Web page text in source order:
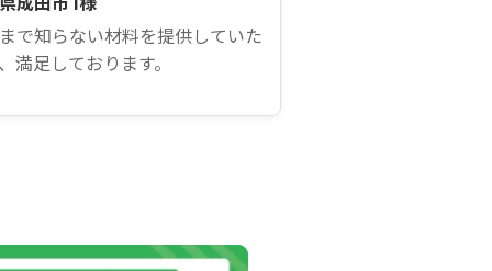
で知らない材料を提供していた
満足しております。